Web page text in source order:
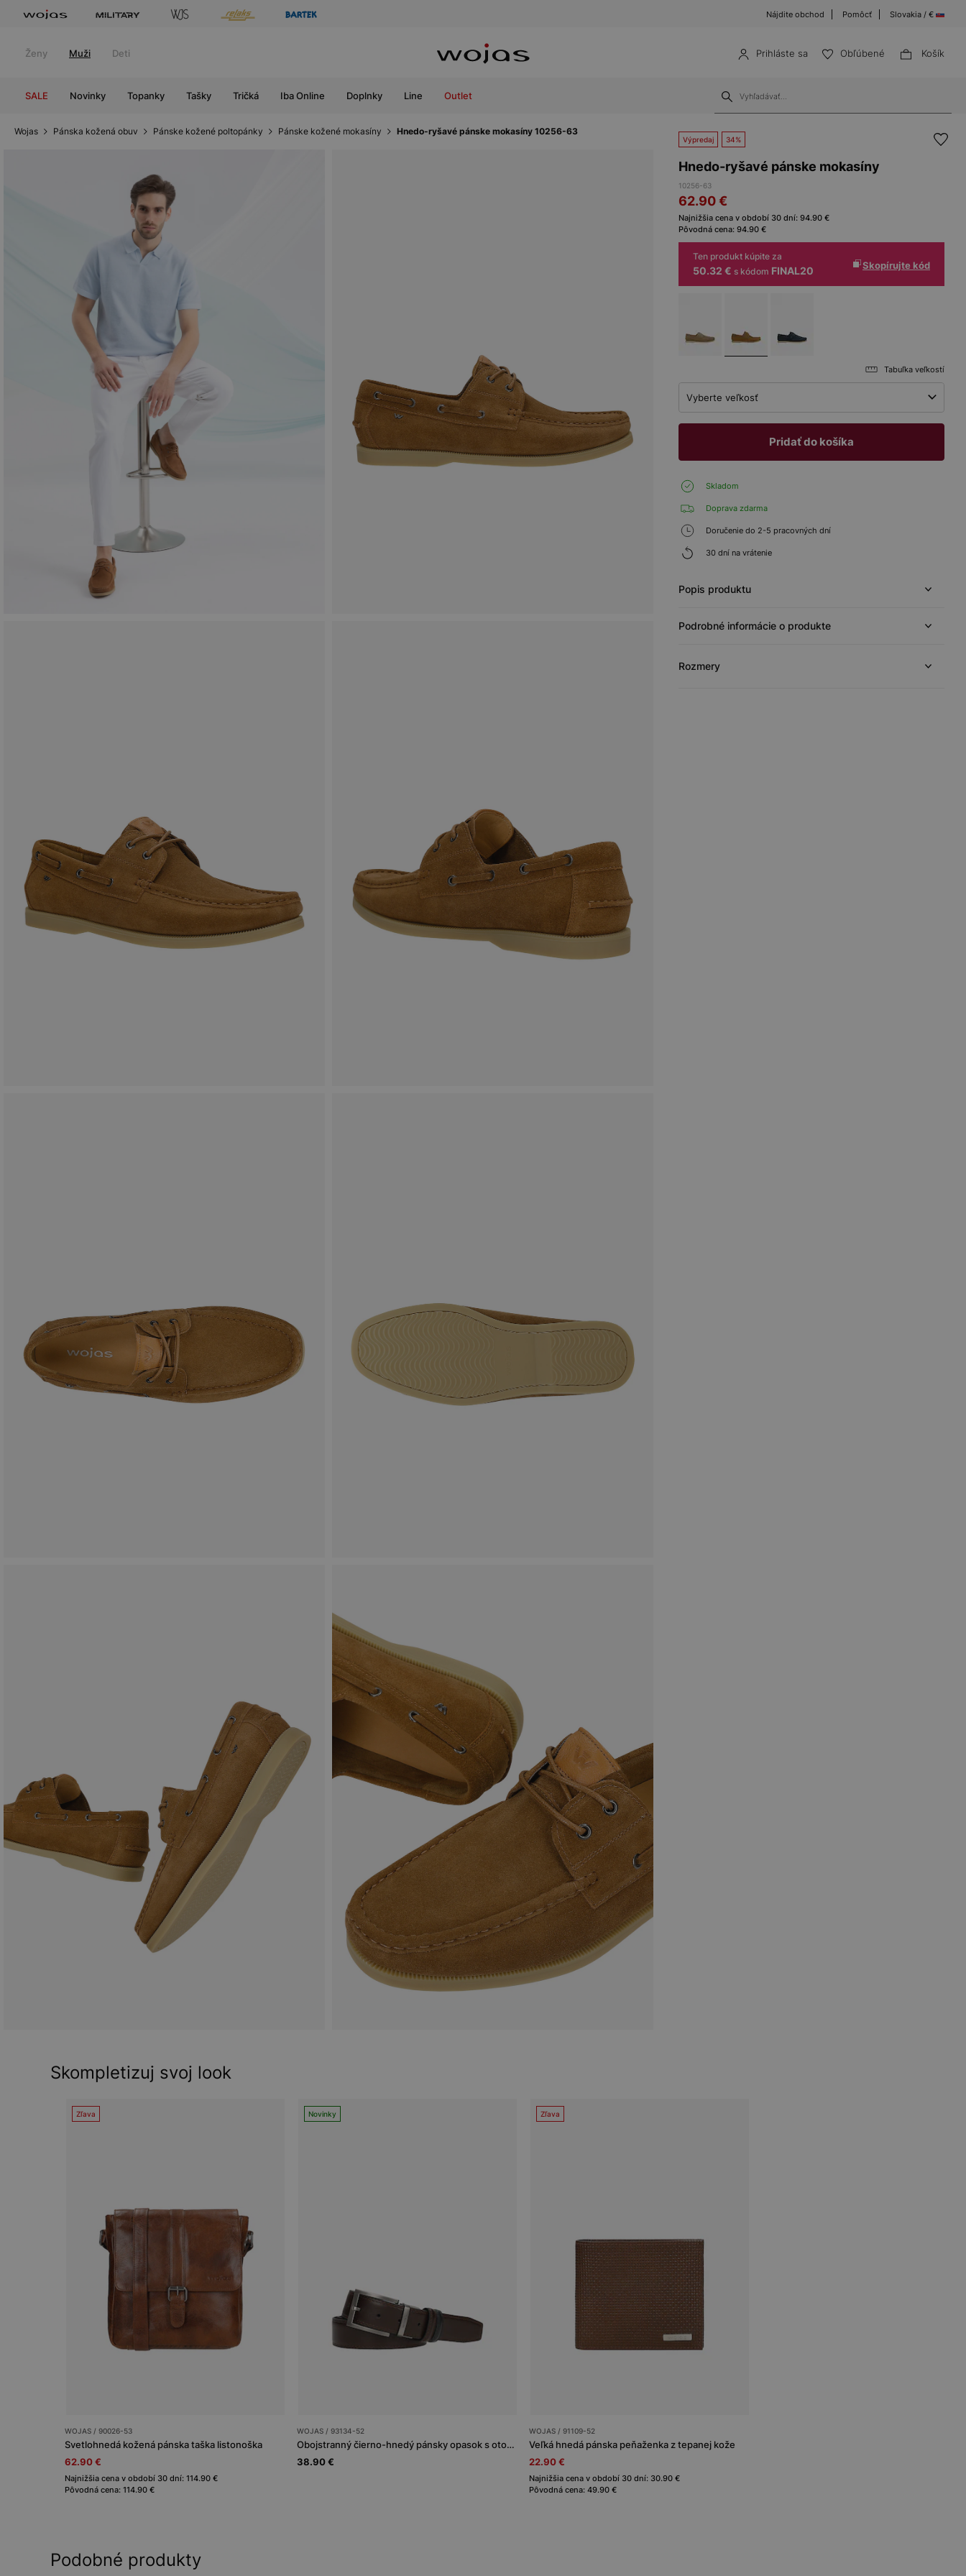
Nájdite obchod Pomôcť Slovakia / €
Ženy Muži Deti Prihláste sa Obľúbené Košík
SALE Novinky Topanky Tašky Tričká Iba Online Doplnky Line Outlet
Wojas Pánska kožená obuv Pánske kožené poltopánky Pánske kožené mokasíny Hnedo-ryšavé pánske mokasíny 10256-63
Výpredaj 34%
Hnedo-ryšavé pánske mokasíny
10256-63
62.90€
Najnižšia cena v období 30 dní: 94.90 €
Pôvodná cena: 94.90 €
Ten produkt kúpite za
50.32 € s kódom FINAL20 Skopírujte kód
Tabuľka veľkostí
Vyberte veľkosť
Pridať do košíka
Skladom
Doprava zdarma
Doručenie do 2-5 pracovných dní
30 dní na vrátenie
Popis produktu
Podrobné informácie o produkte
Rozmery
Skompletizuj svoj look
Zľava
WOJAS / 90026-53
Svetlohnedá kožená pánska taška listonoška
62.90 €
Najnižšia cena v období 30 dní: 114.90 €
Pôvodná cena: 114.90 €
Novinky
WOJAS / 93134-52
Obojstranný čierno-hnedý pánsky opasok s otočnou prackou
38.90 €
Zľava
WOJAS / 91109-52
Veľká hnedá pánska peňaženka z tepanej kože
22.90 €
Najnižšia cena v období 30 dní: 30.90 €
Pôvodná cena: 49.90 €
Podobné produkty